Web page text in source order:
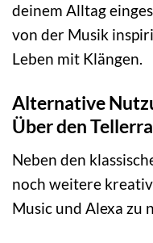
deinem Alltag
von der Musik
Leben mit Klängen.
Alternative
Über den
Neben den
noch weitere
Music und Alexa zu